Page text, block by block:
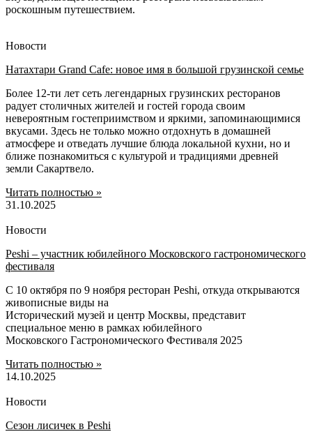
роскошным путешествием.
Новости
Натахтари Grand Cafe: новое имя в большой грузинской семье
Более 12-ти лет сеть легендарных грузинских ресторанов
радует столичных жителей и гостей города своим
невероятным гостеприимством и яркими, запоминающимися
вкусами. Здесь не только можно отдохнуть в домашней
атмосфере и отведать лучшие блюда локальной кухни, но и
ближе познакомиться с культурой и традициями древней
земли Сакартвело.
Читать полностью »
31.10.2025
Новости
Peshi – участник юбилейного Московского гастрономического
фестиваля
С 10 октября по 9 ноября ресторан Peshi, откуда открываются
живописные виды на
Исторический музей и центр Москвы, представит
специальное меню в рамках юбилейного
Московского Гастрономического Фестиваля 2025
Читать полностью »
14.10.2025
Новости
Сезон лисичек в Peshi